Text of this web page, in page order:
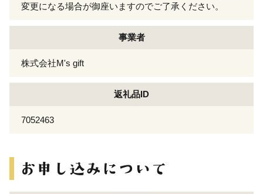
変更になる場合が御座いますのでご了承ください。
事業者
株式会社M's gift
返礼品ID
7052463